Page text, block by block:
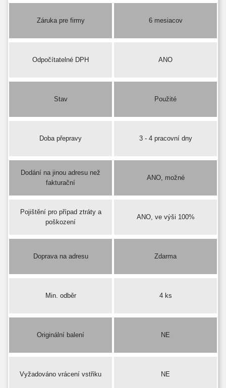
Záruka pre firmy 6 mesiacov
Odpočítatelné DPH ANO
Stav Použité
Doba přepravy 3 - 4 pracovní dny
Dodání na jinou adresu než
fakturační
ANO, možné
Pojištění pro případ ztráty a
poškození
ANO, ve výši 100%
Doprava na adresu Zdarma
Min. odběr 4 ks
Originální balení NE
Vyžadováno vrácení vstřiku NE